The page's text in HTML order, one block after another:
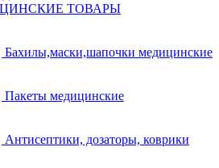
ТОВАРЫ
Бахилы,маски,шапочки медицинские
Пакеты медицинские
Антисептики, дозаторы, коврики